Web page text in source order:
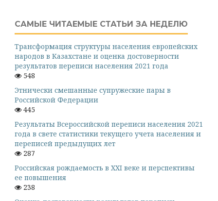
САМЫЕ ЧИТАЕМЫЕ СТАТЬИ ЗА НЕДЕЛЮ
Трансформация структуры населения европейских
народов в Казахстане и оценка достоверности
результатов переписи населения 2021 года
548
Этнически смешанные супружеские пары в
Российской Федерации
445
Результаты Всероссийской переписи населения 2021
года в свете статистики текущего учета населения и
переписей предыдущих лет
287
Российская рождаемость в XXI веке и перспективы
ее повышения
238